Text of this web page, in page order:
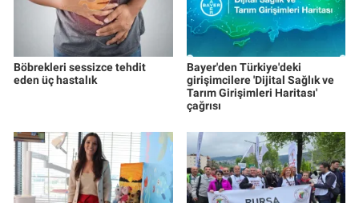
Böbrekleri sessizce tehdit
eden üç hastalık
Bayer'den Türkiye'deki
girişimcilere 'Dijital Sağlık ve
Tarım Girişimleri Haritası'
çağrısı